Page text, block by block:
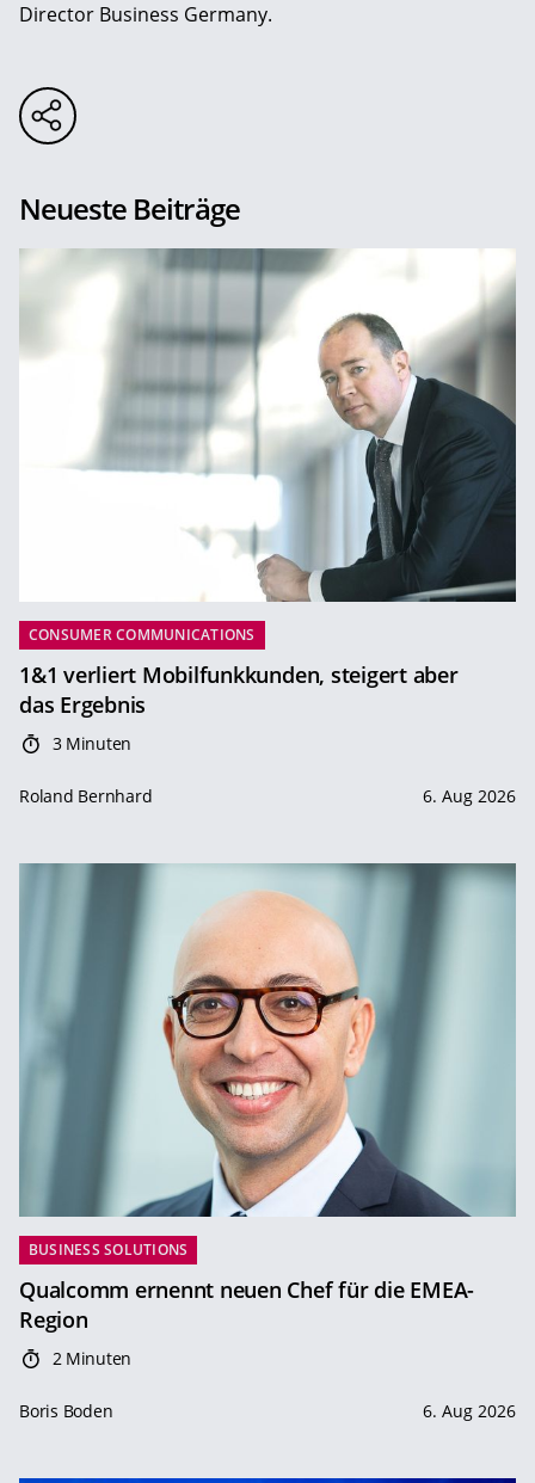
Director Business Germany.
Neueste Beiträge
CONSUMER COMMUNICATIONS
1&1 verliert Mobilfunkkunden, steigert aber
das Ergebnis
3 Minuten
Roland Bernhard 6. Aug 2026
BUSINESS SOLUTIONS
Qualcomm ernennt neuen Chef für die EMEA-
Region
2 Minuten
Boris Boden 6. Aug 2026